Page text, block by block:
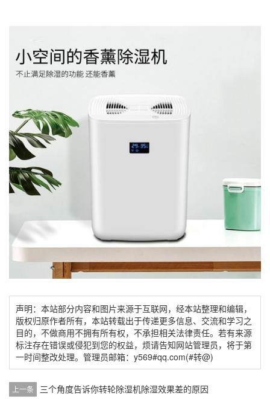
声明：本站部分内容和图片来源于互联网，经本站整理和编辑，
版权归原作者所有，本站转载出于传递更多信息、交流和学习之
目的，不做商用不拥有所有权，不承担相关法律责任。若有来源
标注存在错误或侵犯到您的权益，烦请告知网站管理员，将于第
一时间整改处理。管理员邮箱：y569#qq.com(#转@)
上一条 三个角度告诉你转轮除湿机除湿效果差的原因